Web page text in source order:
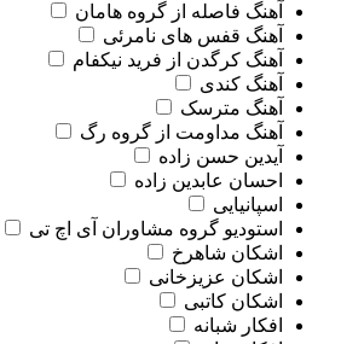
آهنگ فاصله از گروه هامان
آهنگ قفس های نامرئی
آهنگ کرگدن از فرید نیکفام
آهنگ کندی
آهنگ مترسک
آهنگ مداومت از گروه رگ
آیدین حسن زاده
احسان عابدین زاده
اسپانیایی
استودیو گروه مشاوران آی اچ تی
اشکان شاهرخ
اشکان عزیزخانی
اشکان کاتبی
افکار شبانه